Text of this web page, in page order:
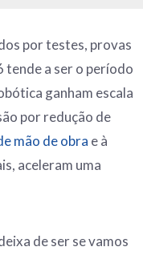
por testes, provas
a ser o período
ganham escala
por redução de
mão de obra e à
aceleram uma
de ser se vamos